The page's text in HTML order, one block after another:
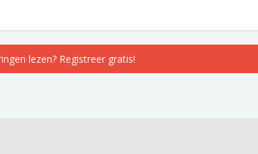
lezen? Registreer gratis!